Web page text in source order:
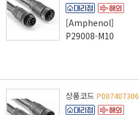
[Amphenol]
P29008-M10
상품코드 P007407306